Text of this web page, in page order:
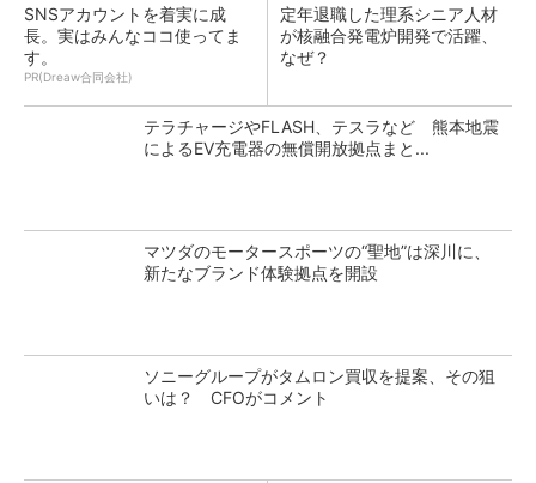
SNSアカウントを着実に成
長。実はみんなココ使ってま
す。
PR(Dreaw合同会社)
定年退職した理系シニア人材
が核融合発電炉開発で活躍、
なぜ？
テラチャージやFLASH、テスラなど 熊本地震
によるEV充電器の無償開放拠点まと...
マツダのモータースポーツの“聖地”は深川に、
新たなブランド体験拠点を開設
ソニーグループがタムロン買収を提案、その狙
いは？ CFOがコメント